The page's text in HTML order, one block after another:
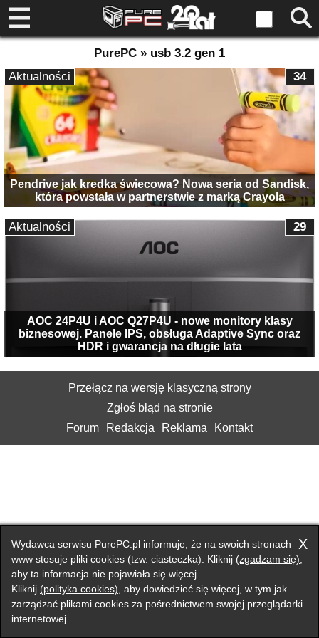
PurePC » usb 3.2 gen 1
Pendrive jak kredka świecowa? Nowa seria od Sandisk,
która powstała w partnerstwie z marką Crayola
34
Aktualności
AOC 24P4U i AOC Q27P4U - nowe monitory klasy
biznesowej. Panele IPS, obsługa Adaptive Sync oraz
HDR i gwarancja na długie lata
29
Aktualności
Przełącz na wersję klasyczną strony
Zgłoś błąd na stronie
Forum
Redakcja Reklama Kontakt
X
Wydawca serwisu PurePC.pl informuje, że na swoich stronach
www stosuje pliki cookies (tzw. ciasteczka). Kliknij (zgadzam się)
aby ta informacja nie pojawiała się więcej.
Kliknij (polityka cookies) , aby dowiedzieć się więcej, w tym jak
zarządzać plikami cookies za pośrednictwem swojej przeglądarki
internetowej.